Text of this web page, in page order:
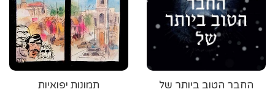
תמונות יפואיות החבר הטוב ביותר של